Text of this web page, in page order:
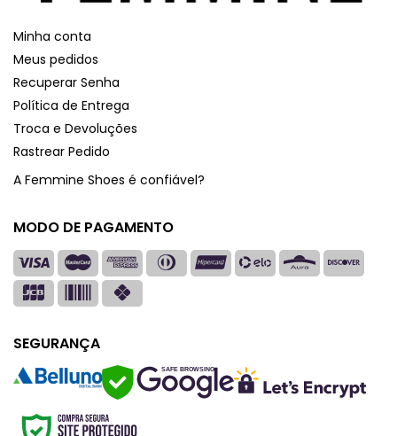
Minha conta
Meus pedidos
Recuperar Senha
Política de Entrega
Troca e Devoluções
Rastrear Pedido
A Femmine Shoes é confiável?
MODO DE PAGAMENTO
SEGURANÇA
SAFE BROWSING